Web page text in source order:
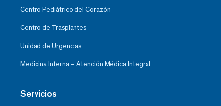
Centro Pediátrico del Corazón
Centro de Trasplantes
Unidad de Urgencias
Medicina Interna – Atención Médica Integral
Servicios